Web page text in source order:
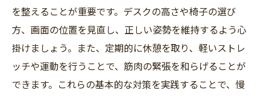
を整えることが重要です。デスクの高さや椅子の選び
方、画面の位置を見直し、正しい姿勢を維持するよう心
掛けましょう。また、定期的に休憩を取り、軽いストレ
ッチや運動を行うことで、筋肉の緊張を和らげることが
できます。これらの基本的な対策を実践することで、慢